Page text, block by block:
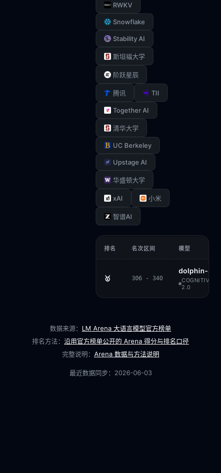
RWKV
Snowflake
Stability AI
斯坦福大学
阶跃星辰
腾讯 TII
Together AI
清华大学
UC Berkeley
Upstage AI
华盛顿大学
xAI 小米
智谱AI
排名 名次区间 模型
🥇 306 - 340
dolphin-
COGNITIVE
2.0
数据来源： LM Arena 大语言模型官方榜单
排名方法： 沿用官方榜单公开的 Arena 得分与排名口径
完整说明： Arena 数据与方法说明
最近数据同步： 2026-06-03